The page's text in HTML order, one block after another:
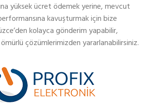
yüksek ücret ödemek yerine, mevcut
kavuşturmak için bize
kolayca gönderim yapabilir,
çözümlerimizden yararlanabilirsiniz.